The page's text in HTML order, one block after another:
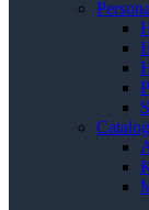
Catalog